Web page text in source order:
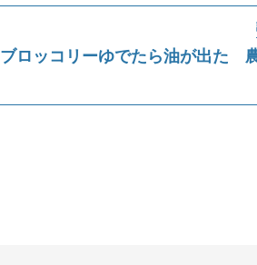
ブロッコリーゆでたら油が出た